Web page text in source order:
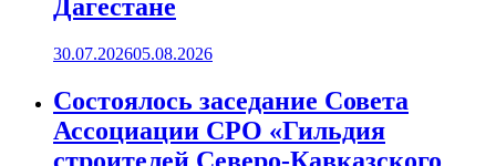
Дагестане
30.07.202605.08.2026
Состоялось заседание Совета
Ассоциации СРО «Гильдия
строителей Северо-Кавказского